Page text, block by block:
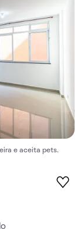
e aceita pets.